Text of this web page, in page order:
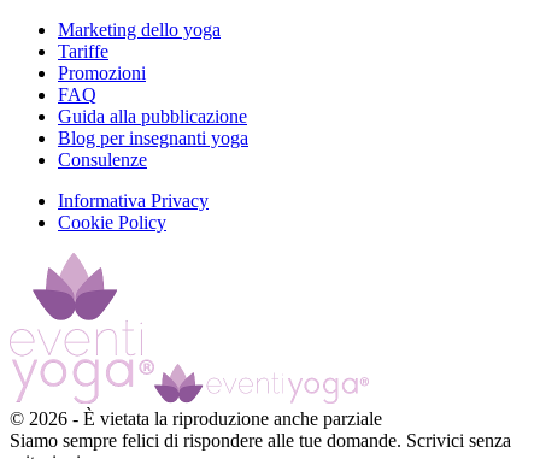
Marketing dello yoga
Tariffe
Promozioni
FAQ
Guida alla pubblicazione
Blog per insegnanti yoga
Consulenze
Informativa Privacy
Cookie Policy
© 2026 - È vietata la riproduzione anche parziale
Siamo sempre felici di rispondere alle tue domande. Scrivici senza